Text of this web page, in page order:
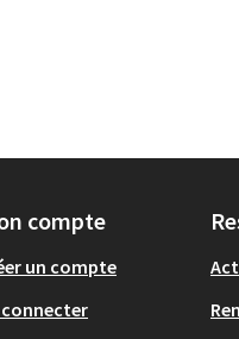
compte
un compte
connecter